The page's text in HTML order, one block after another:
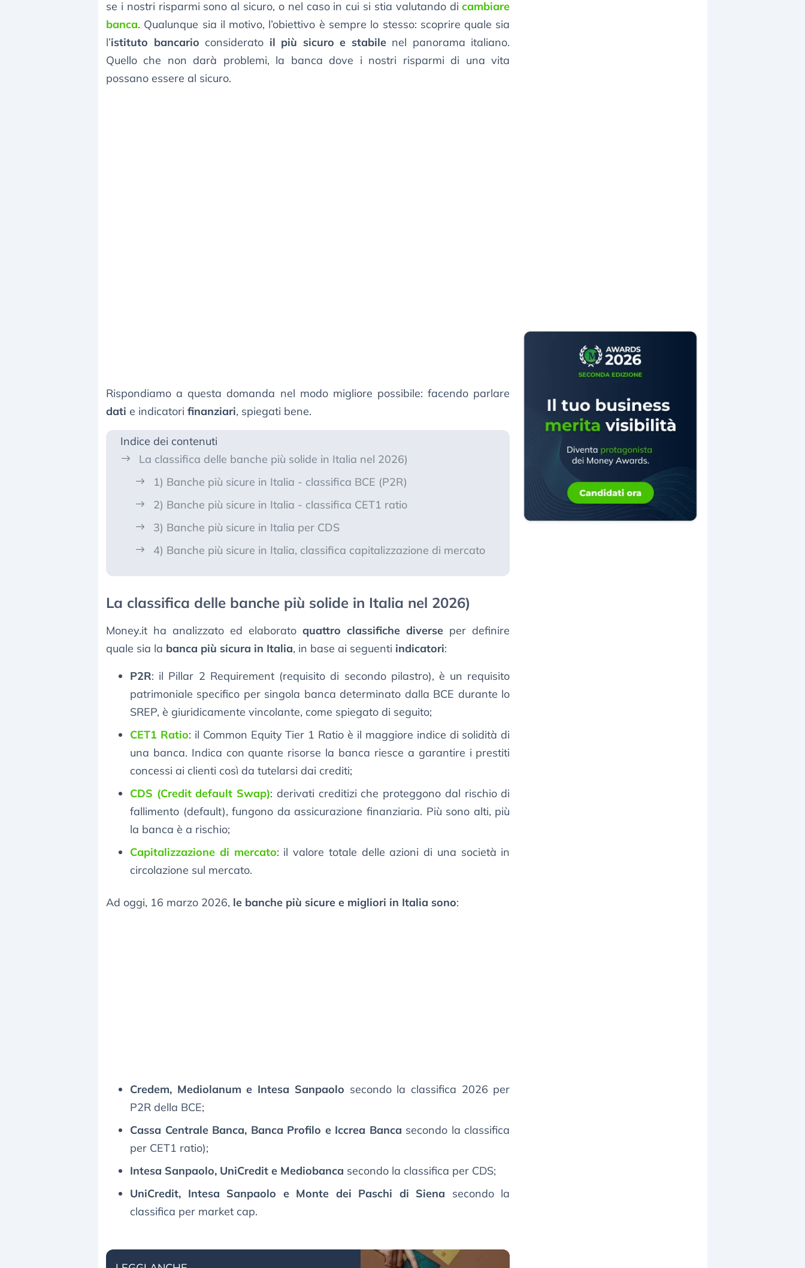
se i nostri risparmi sono al sicuro, o nel caso in cui si stia valutando dicambiare
banca. Qualunque sia il motivo, l’obiettivo è sempre lo stesso: scoprire quale sia
l’istituto bancario considerato il più sicuro e stabilenel panorama italiano.
Quello che non darà problemi, la banca dove i nostri risparmi di una vita
possano essere al sicuro.
Rispondiamo a questa domanda nel modo migliore possibile: facendo parlare
dati e indicatori finanziari, spiegati bene.
Indice dei contenuti
La classifica delle banche più solide in Italia nel 2026)
1) Banche più sicure in Italia - classifica BCE (P2R)
2) Banche più sicure in Italia - classifica CET1 ratio
3) Banche più sicure in Italia per CDS
4) Banche più sicure in Italia, classifica capitalizzazione di mercato
La classifica delle banche più solide in Italia nel 2026)
Money.it ha analizzato ed elaboratoquattro classifiche diverse per definire
quale sia la banca più sicura in Italia, in base ai seguenti indicatori:
P2R: il Pillar 2 Requirement (requisito di secondo pilastro), è un requisito
patrimoniale specifico per singola banca determinato dalla BCE durante lo
SREP, è giuridicamente vincolante, come spiegato di seguito;
CET1 Ratio: il Common Equity Tier 1 Ratio è il maggiore indice di solidità di
una banca. Indica con quante risorse la banca riesce a garantire i prestiti
concessi ai clienti così da tutelarsi dai crediti;
CDS (Credit default Swap): derivati creditizi che proteggono dal rischio di
fallimento (default), fungono da assicurazione finanziaria. Più sono alti, più
la banca è a rischio;
Capitalizzazione di mercato: il valore totale delle azioni di una società in
circolazione sul mercato.
Ad oggi, 16 marzo 2026, le banche più sicure e migliori in Italia sono:
Credem, Mediolanum e Intesa Sanpaolo secondo la classifica 2026 per
P2R della BCE;
Cassa Centrale Banca, Banca Profilo e Iccrea Banca secondo la classifica
per CET1 ratio);
Intesa Sanpaolo, UniCredit e Mediobanca secondo la classifica per CDS;
UniCredit, Intesa Sanpaolo e Monte dei Paschi di Siena secondo la
classifica per market cap.